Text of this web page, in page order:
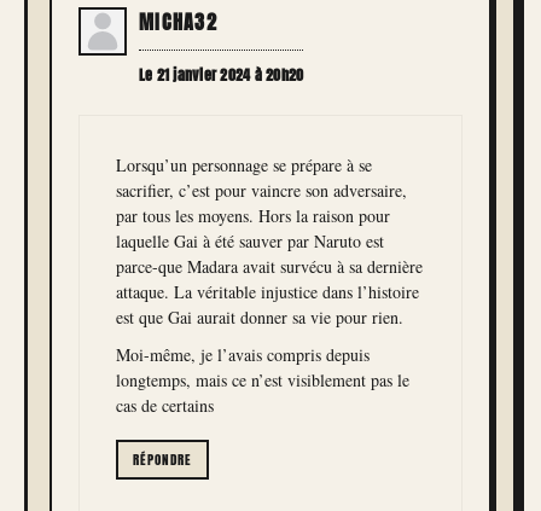
MICHA32
Le 21 janvier 2024 à 20h20
Lorsqu’un personnage se prépare à se
sacrifier, c’est pour vaincre son adversaire,
par tous les moyens. Hors la raison pour
laquelle Gai à été sauver par Naruto est
parce-que Madara avait survécu à sa dernière
attaque. La véritable injustice dans l’histoire
est que Gai aurait donner sa vie pour rien.
Moi-même, je l’avais compris depuis
longtemps, mais ce n’est visiblement pas le
cas de certains
RÉPONDRE